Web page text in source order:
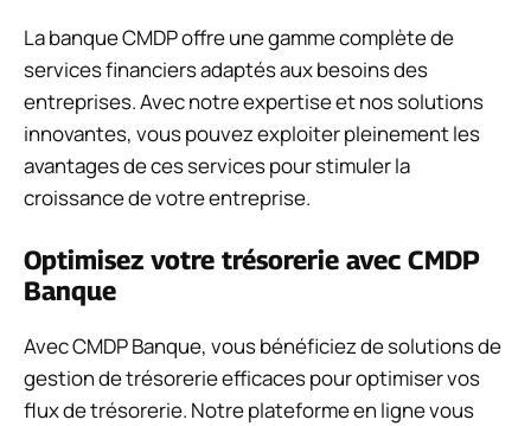
La banque CMDP offre une gamme complète de
services financiers adaptés aux besoins des
entreprises. Avec notre expertise et nos solutions
innovantes, vous pouvez exploiter pleinement les
avantages de ces services pour stimuler la
croissance de votre entreprise.
Optimisez votre trésorerie avec CMDP
Banque
Avec CMDP Banque, vous bénéficiez de solutions de
gestion de trésorerie efficaces pour optimiser vos
flux de trésorerie. Notre plateforme en ligne vous